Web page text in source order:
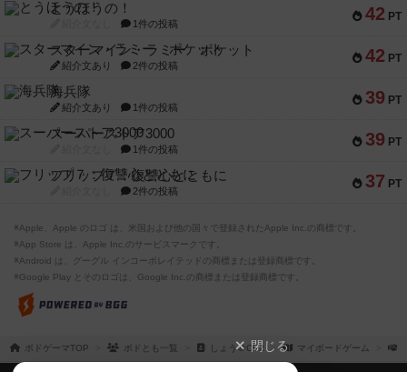
42 PT
とうほうの！
1件の投稿
42 PT
スターマイン・ラミー ポケット
紹介文あり 2件の投稿
39 PT
海兵隊
紹介文あり 1件の投稿
39 PT
スーパーストア3000
1件の投稿
37 PT
フリップ７：復讐心とともに
2件の投稿
※Apple、Apple のロゴ は、米国および他の国々で登録されたApple Inc.の商標です。
※App Store は、Apple Inc.のサービスマークです。
※Android は、グーグル インコーポレイテッドの商標または登録商標です。
※Google Play とそのロゴは、Google Inc.の商標または登録商標です。
ボドゲーマTOP ボドとも一覧 しょう＠CP2 マイボードゲーム
閉じる